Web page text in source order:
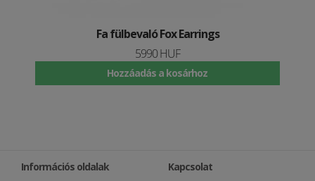
Fa fülbevaló Fox Earrings
5990 HUF
Hozzáadás a kosárhoz
Információs oldalak Kapcsolat